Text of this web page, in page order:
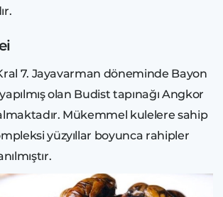
Kral 7. Jayavarman döneminde Bayon
olan Budist tapınağı Angkor
Mükemmel kulelere sahip
yüzyıllar boyunca rahipler